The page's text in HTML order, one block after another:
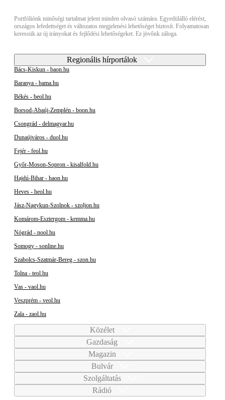
Portfóliónk minőségi tartalmat jelent minden olvasó számára. Egyedülálló elérést,
országos lefedettséget és változatos megjelenési lehetőséget biztosít. Folyamatosan
keressük az új irányokat és fejlődési lehetőségeket. Ez jövőnk záloga.
Regionális hírportálok
Bács-Kiskun - baon.hu
Baranya - bama.hu
Békés - beol.hu
Borsod-Abaúj-Zemplén - boon.hu
Csongrád - delmagyar.hu
Dunaújváros - duol.hu
Fejér - feol.hu
Győr-Moson-Sopron - kisalfold.hu
Hajdú-Bihar - haon.hu
Heves - heol.hu
Jász-Nagykun-Szolnok - szoljon.hu
Komárom-Esztergom - kemma.hu
Nógrád - nool.hu
Somogy - sonline.hu
Szabolcs-Szatmár-Bereg - szon.hu
Tolna - teol.hu
Vas - vaol.hu
Veszprém - veol.hu
Zala - zaol.hu
Közélet
Gazdaság
Magazin
Bulvár
Szolgáltatás
Rádió